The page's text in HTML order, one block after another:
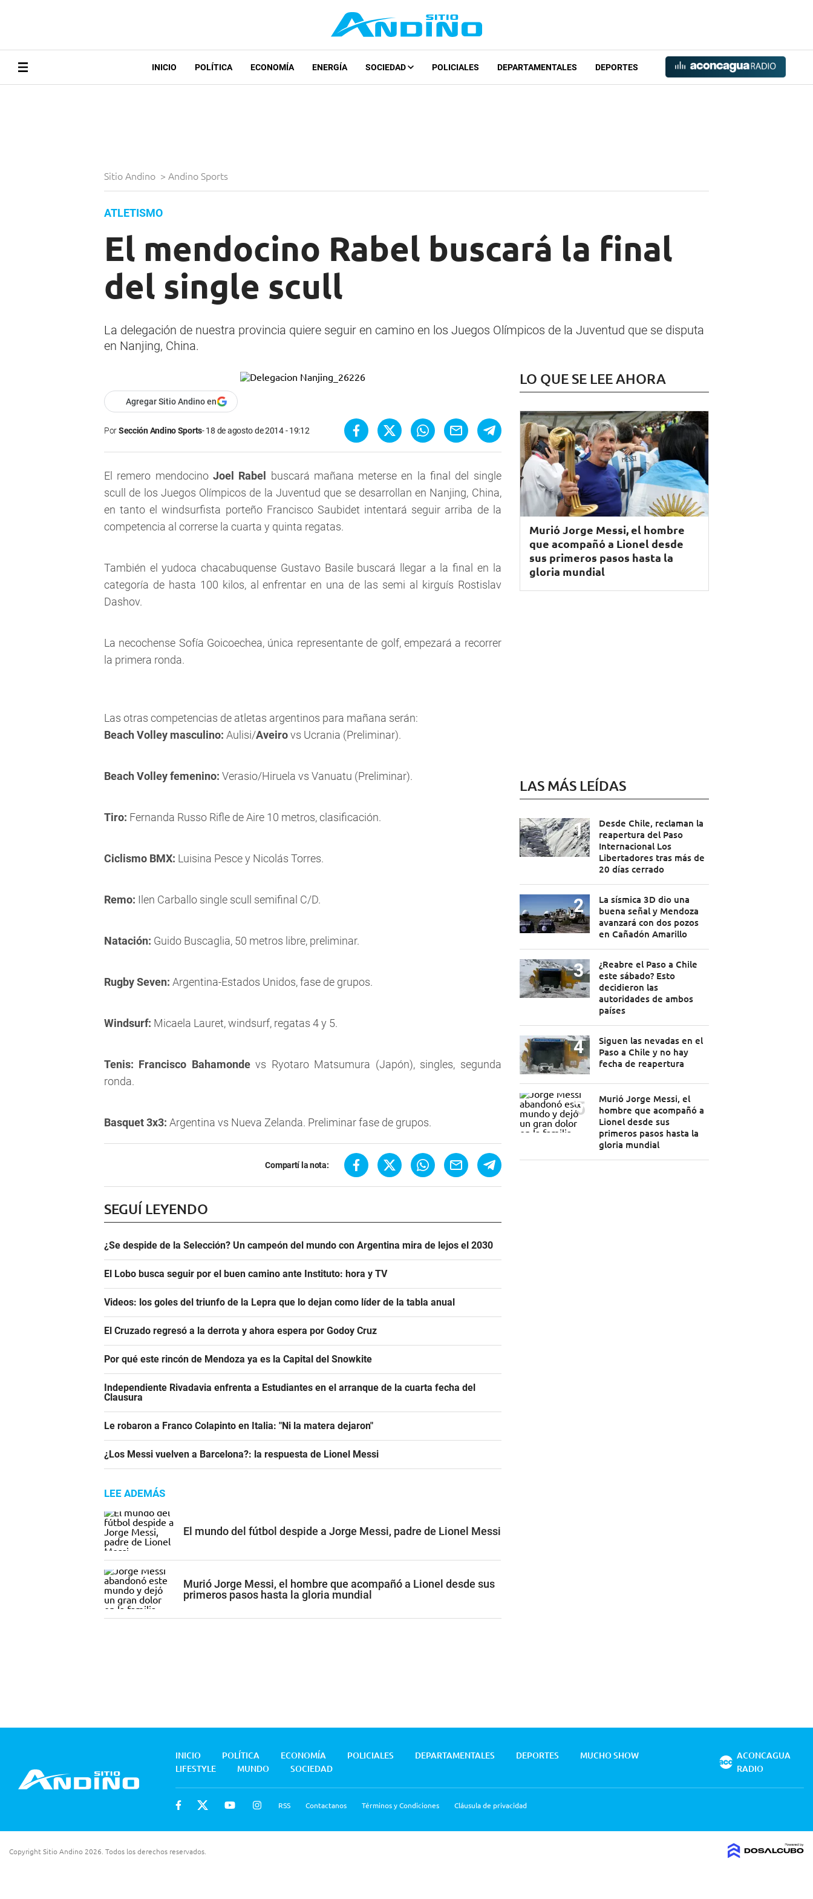
INICIO POLÍTICA ECONOMÍA ENERGÍA SOCIEDAD POLICIALES DEPARTAMENTALES DEPORTES
Sitio Andino > Andino Sports
ATLETISMO
El mendocino Rabel buscará la final
del single scull
La delegación de nuestra provincia quiere seguir en camino en los Juegos Olímpicos de la Juventud que se disputa
en Nanjing, China.
Agregar Sitio Andino en
PorSección Andino Sports 18 de agosto de 2014 - 19:12
El remero mendocino Joel Rabel
buscará mañana meterse en la final del single
scull de los Juegos Olímpicos de la Juventud que se desarrollan en Nanjing, China,
en tanto el windsurfista porteño Francisco Saubidet intentará seguir arriba de la
competencia al correrse la cuarta y quinta regatas.
También el yudoca chacabuquense Gustavo Basile buscará llegar a la final en la
categoría de hasta 100 kilos, al enfrentar en una de las semi al kirguís Rostislav
Dashov.
La necochense Sofía Goicoechea, única representante de golf, empezará a recorrer
la primera ronda.
Las otras competencias de atletas argentinos para mañana serán:
Beach Volley masculino: Aulisi/Aveirovs Ucrania (Preliminar).
Beach Volley femenino: Verasio/Hiruela vs Vanuatu (Preliminar).
Tiro: Fernanda Russo Rifle de Aire 10 metros, clasificación.
Ciclismo BMX: Luisina Pesce y Nicolás Torres.
Remo: Ilen Carballo single scull semifinal C/D.
Natación: Guido Buscaglia, 50 metros libre, preliminar.
Rugby Seven: Argentina-Estados Unidos, fase de grupos.
Windsurf: Micaela Lauret, windsurf, regatas 4 y 5.
Tenis: Francisco Bahamondevs Ryotaro Matsumura (Japón), singles, segunda
ronda.
Basquet 3x3: Argentina vs Nueva Zelanda. Preliminar fase de grupos.
Compartí la nota:
SEGUÍ LEYENDO
¿Se despide de la Selección? Un campeón del mundo con Argentina mira de lejos el 2030
El Lobo busca seguir por el buen camino ante Instituto: hora y TV
Videos: los goles del triunfo de la Lepra que lo dejan como líder de la tabla anual
El Cruzado regresó a la derrota y ahora espera por Godoy Cruz
Por qué este rincón de Mendoza ya es la Capital del Snowkite
Independiente Rivadavia enfrenta a Estudiantes en el arranque de la cuarta fecha del
Clausura
Le robaron a Franco Colapinto en Italia: "Ni la matera dejaron"
¿Los Messi vuelven a Barcelona?: la respuesta de Lionel Messi
LEE ADEMÁS
El mundo del fútbol despide a Jorge Messi, padre de Lionel Messi
Murió Jorge Messi, el hombre que acompañó a Lionel desde sus
primeros pasos hasta la gloria mundial
LO QUE SE LEE AHORA
Murió Jorge Messi, el hombre
que acompañó a Lionel desde
sus primeros pasos hasta la
gloria mundial
LAS MÁS LEÍDAS
Desde Chile, reclaman la
reapertura del Paso
Internacional Los
Libertadores tras más de
20 días cerrado
La sísmica 3D dio una
buena señal y Mendoza
avanzará con dos pozos
en Cañadón Amarillo
¿Reabre el Paso a Chile
este sábado? Esto
decidieron las
autoridades de ambos
países
Siguen las nevadas en el
Paso a Chile y no hay
fecha de reapertura
Murió Jorge Messi, el
hombre que acompañó a
Lionel desde sus
primeros pasos hasta la
gloria mundial
INICIO POLÍTICA ECONOMÍA POLICIALES DEPARTAMENTALES DEPORTES
MUCHO SHOW
LIFESTYLE
MUNDO SOCIEDAD
RSS Contactanos Términos y Condiciones Cláusula de privacidad
ACONCAGUA
RADIO
Copyright Sitio Andino 2026. Todos los derechos reservados.